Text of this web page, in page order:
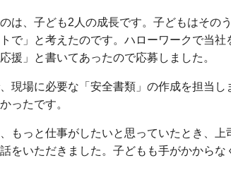
は、子ども2人の成長です。子どもはその
で」と考えたのです。ハローワークで当
援」と書いてあったので応募しました。
現場に必要な「安全書類」の作成を担当
ったです。
もっと仕事がしたいと思っていたとき、
をいただきました。子どもも手がかからな